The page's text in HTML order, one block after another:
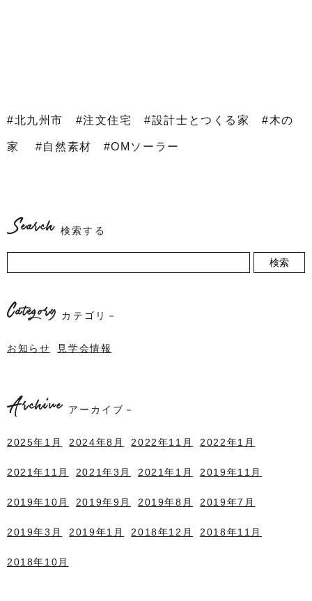
#北九州市 #注文住宅 #設計士とつくる家 #木の
家 #自然素材 #OMソーラー
Search 検索する
検索
Category カテゴリ－
お知らせ 見学会情報
Archive アーカイブ－
2025年1月 2024年8月 2022年11月 2022年1月
2021年11月 2021年3月 2021年1月 2019年11月
2019年10月 2019年9月 2019年8月 2019年7月
2019年3月 2019年1月 2018年12月 2018年11月
2018年10月